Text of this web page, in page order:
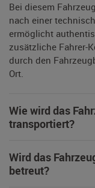
Bei diesem
nach einer
ermöglicht
zusätzliche Fahrer-
durch den
Ort.
Wie wird das
transportiert?
Wird das
betreut?